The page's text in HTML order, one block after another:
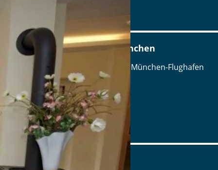
Airbräu am Flughafen München
Terminalstraße Mitte 18, 85356 München-Flughafen
Tel.: Tel.: 089 - 97593111
Details
www.airbraeu.de
Alte Brauerei Mertingen